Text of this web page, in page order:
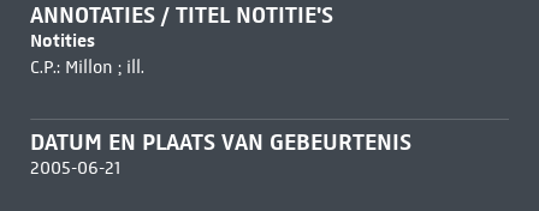
ANNOTATIES / TITEL NOTITIE'S
Notities
C.P.: Millon ; ill.
DATUM EN PLAATS VAN GEBEURTENIS
2005-06-21